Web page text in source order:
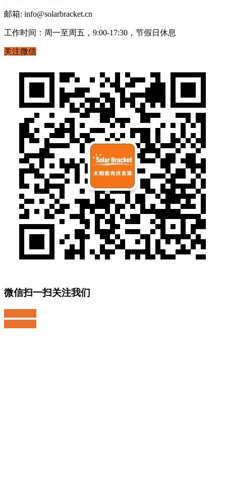
邮箱: info@solarbracket.cn
工作时间：周一至周五，9:00-17:30，节假日休息
关注微信
微信扫一扫关注我们